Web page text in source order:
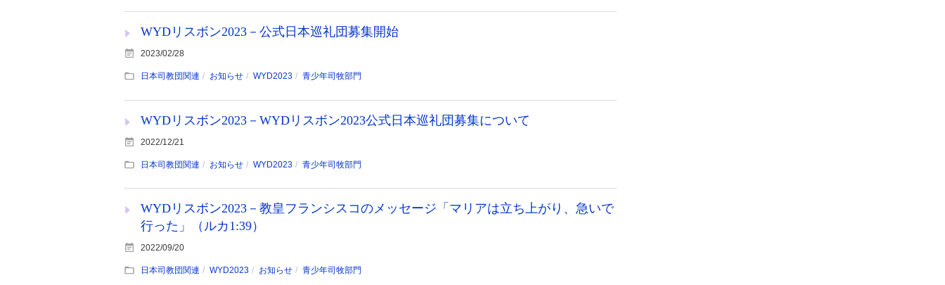
WYDリスボン2023－公式日本巡礼団募集開始
2023/02/28
日本司教団関連 お知らせ WYD2023 青少年司牧部門
WYDリスボン2023－WYDリスボン2023公式日本巡礼団募集について
2022/12/21
日本司教団関連 お知らせ WYD2023 青少年司牧部門
WYDリスボン2023－教皇フランシスコのメッセージ「マリアは立ち上がり、急いで
行った」（ルカ1:39）
2022/09/20
日本司教団関連 WYD2023 お知らせ 青少年司牧部門